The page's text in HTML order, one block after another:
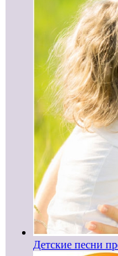
Детские песни